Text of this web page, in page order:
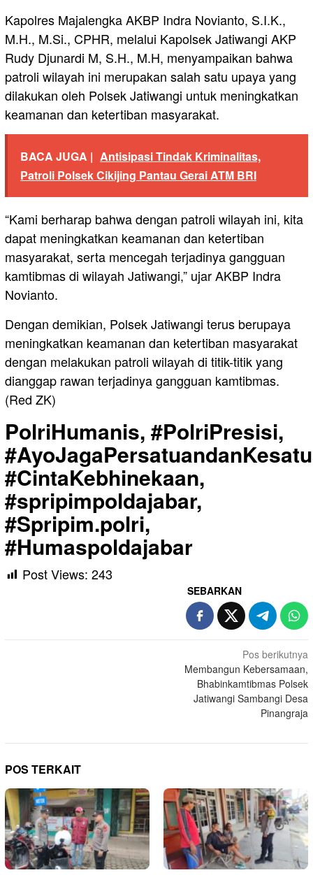
Kapolres Majalengka AKBP Indra Novianto, S.I.K.,
M.H., M.Si., CPHR, melalui Kapolsek Jatiwangi AKP
Rudy Djunardi M, S.H., M.H, menyampaikan bahwa
patroli wilayah ini merupakan salah satu upaya yang
dilakukan oleh Polsek Jatiwangi untuk meningkatkan
keamanan dan ketertiban masyarakat.
BACA JUGA | Antisipasi Tindak Kriminalitas,
Patroli Polsek Cikijing Pantau Gerai ATM BRI
“Kami berharap bahwa dengan patroli wilayah ini, kita
dapat meningkatkan keamanan dan ketertiban
masyarakat, serta mencegah terjadinya gangguan
kamtibmas di wilayah Jatiwangi,” ujar AKBP Indra
Novianto.
Dengan demikian, Polsek Jatiwangi terus berupaya
meningkatkan keamanan dan ketertiban masyarakat
dengan melakukan patroli wilayah di titik-titik yang
dianggap rawan terjadinya gangguan kamtibmas.
(Red ZK)
PolriHumanis, #PolriPresisi,
#CintaKebhinekaan,
#spripimpoldajabar,
#Spripim.polri,
#Humaspoldajabar
Post Views: 243
SEBARKAN
Pos berikutnya
Membangun Kebersamaan,
Bhabinkamtibmas Polsek
Jatiwangi Sambangi Desa
Pinangraja
POS TERKAIT